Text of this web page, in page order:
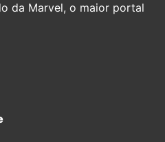
da Marvel, o maior portal